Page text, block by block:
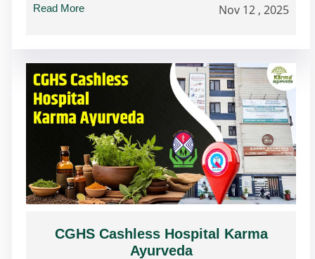
Read More Nov 12 , 2025
CGHS Cashless Hospital Karma
Ayurveda